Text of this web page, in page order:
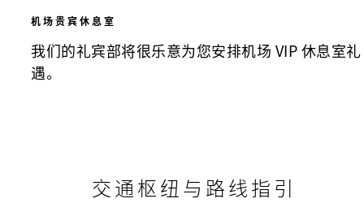
机场贵宾休息室
我们的礼宾部将很乐意为您安排机场 VIP 休息室礼
遇。
交通枢纽与路线指引